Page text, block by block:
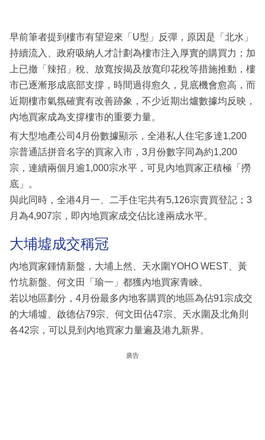
區
早前筆者提到樓市有望迎來「U型」反彈，原因是「北水」
持續流入、政府吸納人才計劃為樓市注入厚實的購買力；加
上已撤「辣招」稅、放寬按揭及放寬印花稅等措施推動，樓
市已逐漸形成底部支撐，時間過得愈久，見底機會愈高，而
近期樓市氣氛確實有改善跡象，不少近期出爐數據均反映，
內地買家成為支撐樓市的重要力量。
有大型地產公司4月份數據顯示，全港私人住宅多達1,200
宗普通話拼音名字的買家入市，3月份數字同為約1,200
宗，連續兩個月逾1,000宗水平，可見內地買家正積極「撈
底」。
與此同時，全港4月一、二手住宅共有5,126宗賣買登記；3
月為4,907宗，即內地買家成交佔比達兩成水平。
大埔墟成交稱冠
內地買家鍾情新盤，大埔上然、天水圍YOHO WEST、黃
竹坑新盤、何文田「瑜一」都獲內地買家青睞。
若以地區劃分，4月份最多內地客購買的地區為佔91宗成交
的大埔墟、啟德佔79宗、何文田佔47宗、天水圍及北角則
各42宗，可以見到內地買家力量遍及港九新界。
廣告